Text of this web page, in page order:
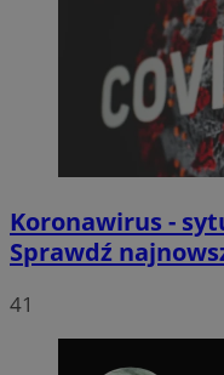
Koronawirus -
Sprawdź
41